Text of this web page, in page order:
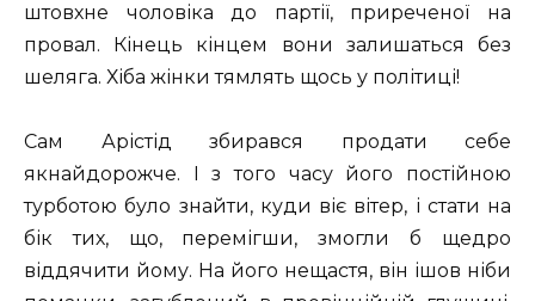
штовхне чоловіка до партії, приреченої на
провал. Кінець кінцем вони залишаться без
шеляга. Хіба жінки тямлять щось у політиці!
Сам Арістід збирався продати себе
якнайдорожче. І з того часу його постійною
турботою було знайти, куди віє вітер, і стати на
бік тих, що, перемігши, змогли б щедро
віддячити йому. На його нещастя, він ішов ніби